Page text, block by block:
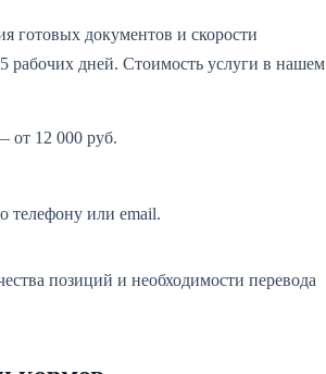
готовых документов и скорости
рабочих дней. Стоимость услуги в нашем
от 12 000 руб.
телефону или email.
позиций и необходимости перевода